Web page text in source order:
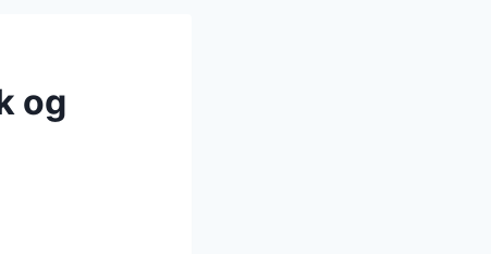
og